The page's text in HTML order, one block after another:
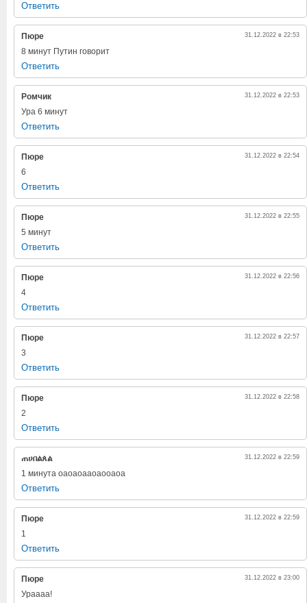
Ответить
Пюре 31.12.2022 в 22:53
8 минут Путин говорит
Ответить
Ромчик 31.12.2022 в 22:53
Ура 6 минут
Ответить
Пюре 31.12.2022 в 22:54
6
Ответить
Пюре 31.12.2022 в 22:55
5 минут
Ответить
Пюре 31.12.2022 в 22:56
4
Ответить
Пюре 31.12.2022 в 22:57
3
Ответить
Пюре 31.12.2022 в 22:58
2
Ответить
ጠሀበልጰል 31.12.2022 в 22:59
1 минута оаоаоааоаооаоа
Ответить
Пюре 31.12.2022 в 22:59
1
Ответить
Пюре 31.12.2022 в 23:00
Ураааа!